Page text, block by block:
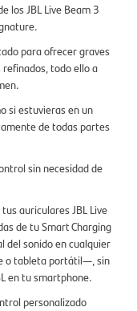
los JBL Live Beam 3
para ofrecer graves
todo ello a
si estuvieras en un
de todas partes
sin necesidad de
auriculares JBL Live
de tu Smart Charging
del sonido en cualquier
o tableta portátil—, sin
en tu smartphone.
personalizado